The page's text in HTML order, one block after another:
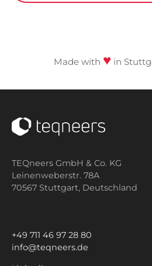
Made with ♥ in
TEQneers GmbH & Co. KG
Leinenweberstr. 78A
70567 Stuttgart, Deutschland
+49 711 46 97 28 80
info@teqneers.de